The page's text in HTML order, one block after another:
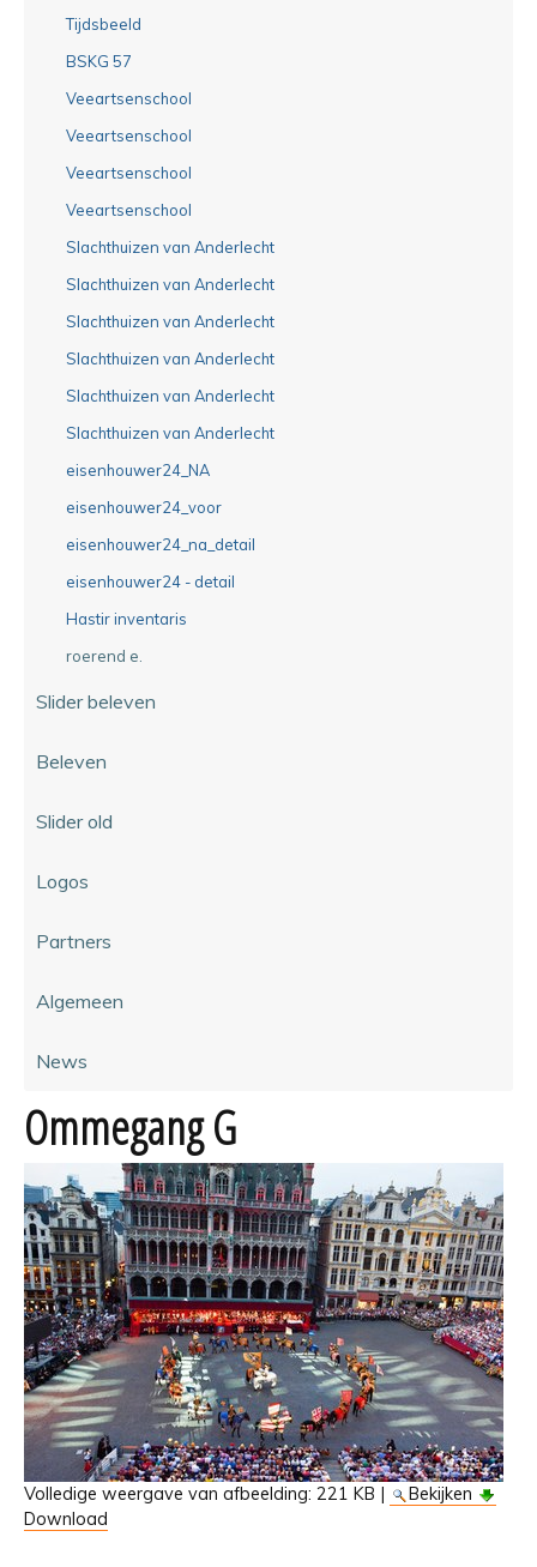
Tijdsbeeld
BSKG 57
Veeartsenschool
Veeartsenschool
Veeartsenschool
Veeartsenschool
Slachthuizen van Anderlecht
Slachthuizen van Anderlecht
Slachthuizen van Anderlecht
Slachthuizen van Anderlecht
Slachthuizen van Anderlecht
Slachthuizen van Anderlecht
eisenhouwer24_NA
eisenhouwer24_voor
eisenhouwer24_na_detail
eisenhouwer24 - detail
Hastir inventaris
roerend e.
Slider beleven
Beleven
Slider old
Logos
Partners
Algemeen
News
Ommegang G
Volledige weergave van afbeelding: 221 KB |
Bekijken
Download